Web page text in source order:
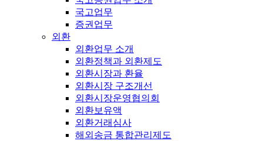
국고업무
증권업무
외환
외환업무 소개
외환정책과 외환제도
외환시장과 환율
외환시장 구조개선
외환시장운영협의회
외환보유액
외환거래심사
해외송금 통합관리제도